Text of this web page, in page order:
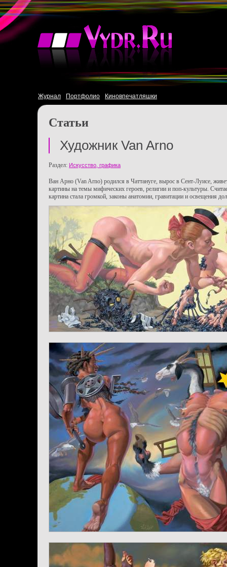
Журнал Портфолио Киновпечатляшки
Статьи
Художник Van Arno
Раздел: Искусство, графика
Ван Арно (Van Arno) родился в Чаттануге, вырос в Сент-Луисе,
картины на темы мифических героев, религии и поп-культуры.
картина стала громкой, законы анатомии, гравитации и освещения